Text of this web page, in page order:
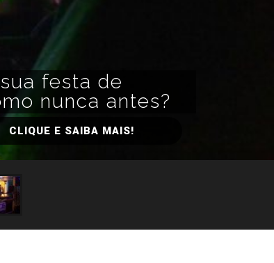
festa de
nunca antes?
CLIQUE E SAIBA MAIS!